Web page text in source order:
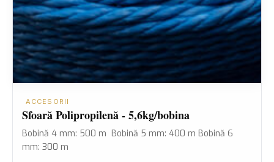
ACCESORII
Sfoară Polipropilenă - 5,6kg/bobina
Bobină 4 mm: 500 m Bobină 5 mm: 400 m Bobină 6
mm: 300 m